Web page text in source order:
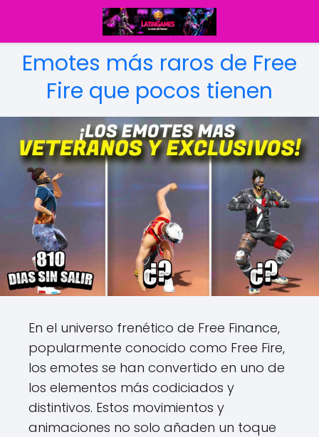
Emotes más raros de Free
Fire que pocos tienen
En el universo frenético de Free Finance,
popularmente conocido como Free Fire,
los emotes se han convertido en uno de
los elementos más codiciados y
distintivos. Estos movimientos y
animaciones no solo añaden un toque